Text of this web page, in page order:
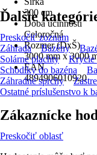
300 cm
Doba účinnosti
Celoročná
Rozmer (DxŠ)
3000 mm x 3000
EAN
4894906010920
Ďalšie
Preskočiť zoznam
Záhrada
Bazény
Solárne plachty
Krycie
Schodíky do bazéna
Záhradné sprchy
Ostatné príslušenstvo k
Zákaznícke
Preskočiť oblasť